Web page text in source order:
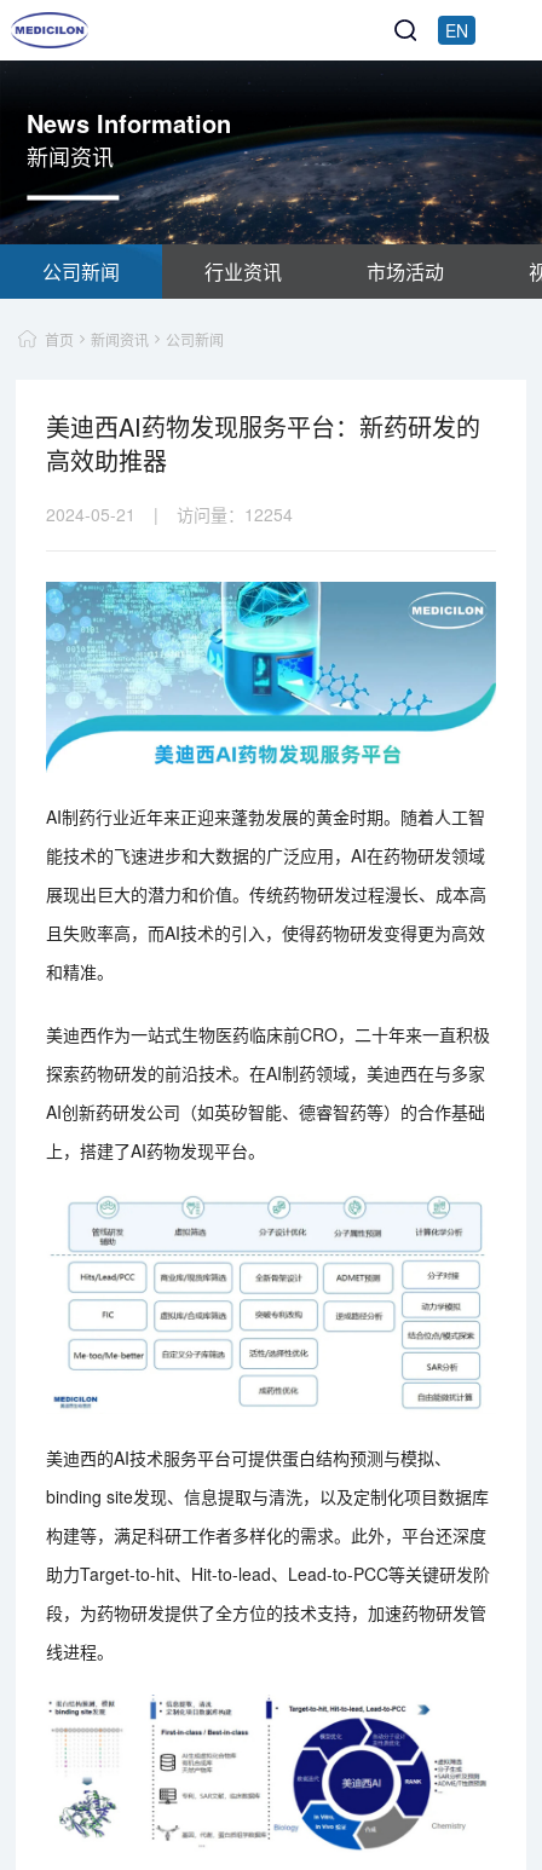
EN
News Information
新闻资讯
公司新闻 行业资讯 市场活动
首页 新闻资讯 公司新闻
美迪西AI药物发现服务平台：新药研发的
高效助推器
2024-05-21 | 访问量： 12254
AI制药行业近年来正迎来蓬勃发展的黄金时期。随着人工智
能技术的飞速进步和大数据的广泛应用，AI在药物研发领域
展现出巨大的潜力和价值。传统药物研发过程漫长、成本高
且失败率高，而AI技术的引入，使得药物研发变得更为高效
和精准。
美迪西作为一站式生物医药临床前CRO，二十年来一直积极
探索药物研发的前沿技术。在AI制药领域，美迪西在与多家
AI创新药研发公司（如英矽智能、德睿智药等）的合作基础
上，搭建了AI药物发现平台。
美迪西的AI技术服务平台可提供蛋白结构预测与模拟、
binding site发现、信息提取与清洗，以及定制化项目数据库
构建等，满足科研工作者多样化的需求。此外，平台还深度
助力Target-to-hit、Hit-to-lead、Lead-to-PCC等关键研发阶
段，为药物研发提供了全方位的技术支持，加速药物研发管
线进程。